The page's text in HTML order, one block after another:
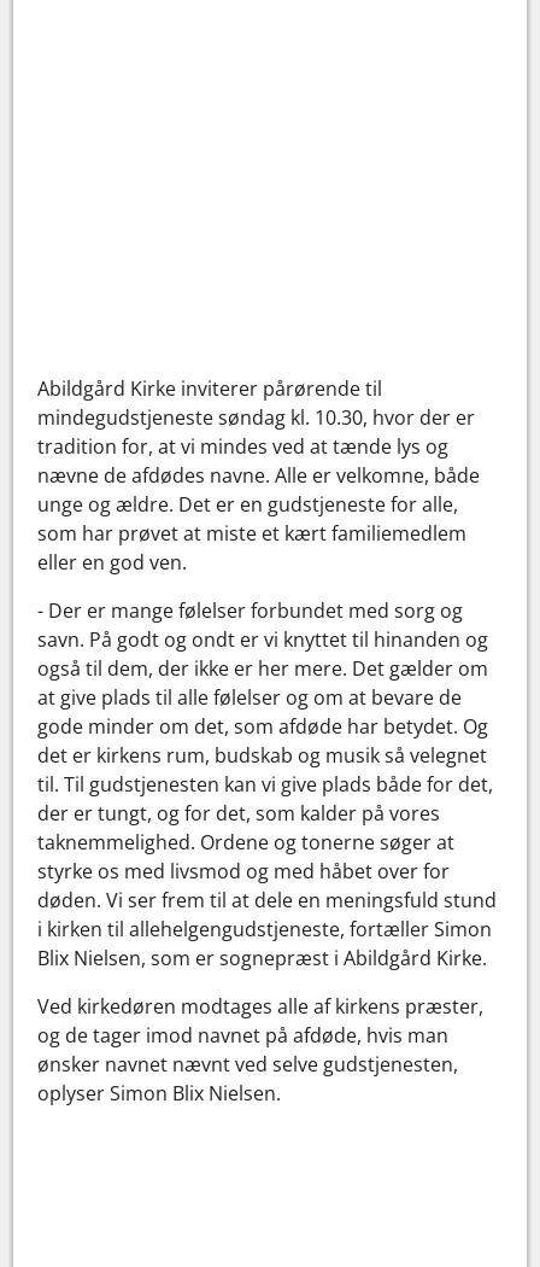
Abildgård Kirke inviterer pårørende til
mindegudstjeneste søndag kl. 10.30, hvor der er
tradition for, at vi mindes ved at tænde lys og
nævne de afdødes navne. Alle er velkomne, både
unge og ældre. Det er en gudstjeneste for alle,
som har prøvet at miste et kært familiemedlem
eller en god ven.
- Der er mange følelser forbundet med sorg og
savn. På godt og ondt er vi knyttet til hinanden og
også til dem, der ikke er her mere. Det gælder om
at give plads til alle følelser og om at bevare de
gode minder om det, som afdøde har betydet. Og
det er kirkens rum, budskab og musik så velegnet
til. Til gudstjenesten kan vi give plads både for det,
der er tungt, og for det, som kalder på vores
taknemmelighed. Ordene og tonerne søger at
styrke os med livsmod og med håbet over for
døden. Vi ser frem til at dele en meningsfuld stund
i kirken til allehelgengudstjeneste, fortæller Simon
Blix Nielsen, som er sognepræst i Abildgård Kirke.
Ved kirkedøren modtages alle af kirkens præster,
og de tager imod navnet på afdøde, hvis man
ønsker navnet nævnt ved selve gudstjenesten,
oplyser Simon Blix Nielsen.